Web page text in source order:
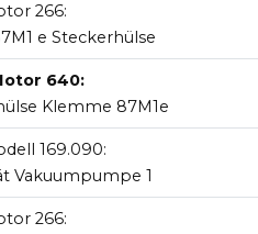
266:
e Steckerhülse
640:
Klemme 87M1e
169.090:
Vakuumpumpe 1
266: